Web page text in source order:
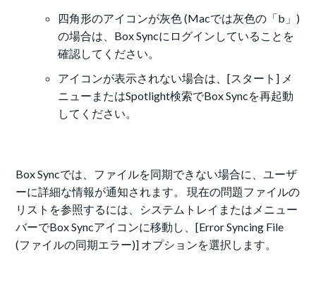
四角形のアイコンが灰色 (Macでは灰色の「b」)
の場合は、Box Syncにログインしていることを
確認してください。
アイコンが表示されない場合は、[スタート] メ
ニューまたはSpotlight検索でBox Syncを再起動
してください。
Box Syncでは、ファイルを同期できない場合に、ユーザ
ーに詳細な情報が通知されます。 現在の問題ファイルの
リストを参照するには、システムトレイまたはメニュー
バーでBox Syncアイコンに移動し、[Error Syncing File
(ファイルの同期エラー)] オプションを選択します。